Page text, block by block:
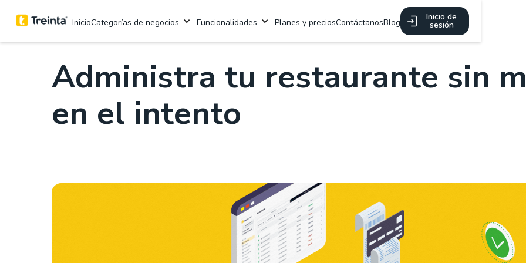
InicioCategorías de negocios Funcionalidades Planes y preciosContáctanosBlog
Inicio de
sesión
Administra tu restaurante sin
en el intento